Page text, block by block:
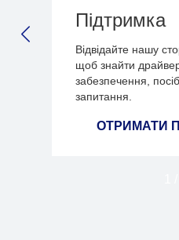
Підтримка
Відвідайте нашу
щоб знайти
забезпечення,
запитання.
ОТРИМАТИ
PREVIOUS SLIDE